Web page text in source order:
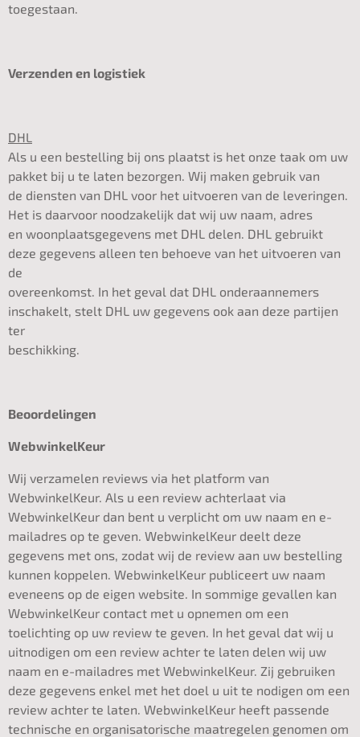
toegestaan.
Verzenden en logistiek
DHL
Als u een bestelling bij ons plaatst is het onze taak om uw
pakket bij u te laten bezorgen. Wij maken gebruik van
de diensten van DHL voor het uitvoeren van de leveringen.
Het is daarvoor noodzakelijk dat wij uw naam, adres
en woonplaatsgegevens met DHL delen. DHL gebruikt
deze gegevens alleen ten behoeve van het uitvoeren van
de
overeenkomst. In het geval dat DHL onderaannemers
inschakelt, stelt DHL uw gegevens ook aan deze partijen
ter
beschikking.
Beoordelingen
WebwinkelKeur
Wij verzamelen reviews via het platform van
WebwinkelKeur. Als u een review achterlaat via
WebwinkelKeur dan bent u verplicht om uw naam en e-
mailadres op te geven. WebwinkelKeur deelt deze
gegevens met ons, zodat wij de review aan uw bestelling
kunnen koppelen. WebwinkelKeur publiceert uw naam
eveneens op de eigen website. In sommige gevallen kan
WebwinkelKeur contact met u opnemen om een
toelichting op uw review te geven. In het geval dat wij u
uitnodigen om een review achter te laten delen wij uw
naam en e-mailadres met WebwinkelKeur. Zij gebruiken
deze gegevens enkel met het doel u uit te nodigen om een
review achter te laten. WebwinkelKeur heeft passende
technische en organisatorische maatregelen genomen om